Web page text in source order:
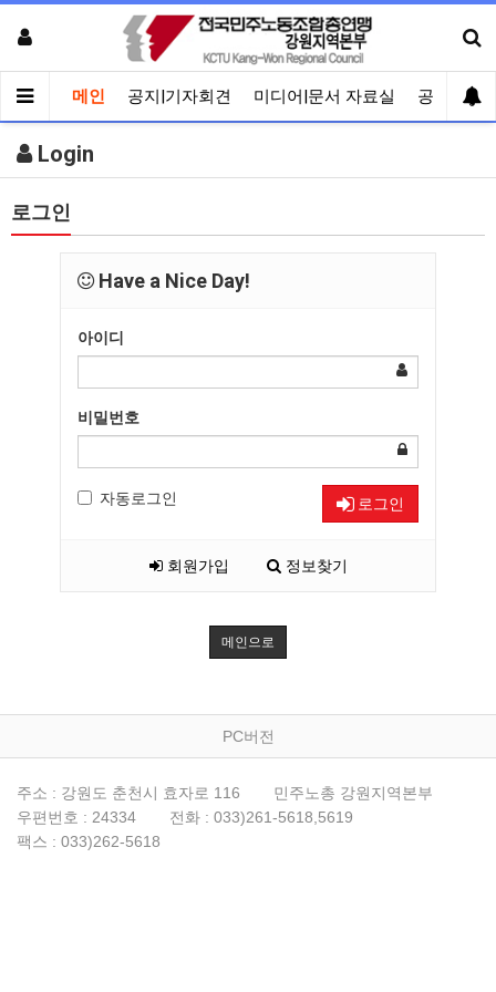
메인 공지|기자회견 미디어|문서 자료실 공유게시
Login
로그인
Have a Nice Day!
아이디
비밀번호
자동로그인 로그인
회원가입 정보찾기
메인으로
PC버전
주소 : 강원도 춘천시 효자로 116
민주노총 강원지역본부
우편번호 : 24334
전화 : 033)261-5618,5619
팩스 : 033)262-5618